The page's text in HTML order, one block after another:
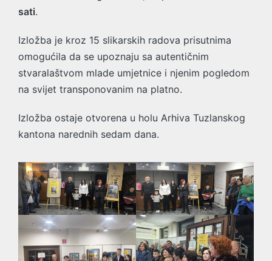
sati.
Izložba je kroz 15 slikarskih radova prisutnima
omogućila da se upoznaju sa autentičnim
stvaralaštvom mlade umjetnice i njenim pogledom
na svijet transponovanim na platno.
Izložba ostaje otvorena u holu Arhiva Tuzlanskog
kantona narednih sedam dana.